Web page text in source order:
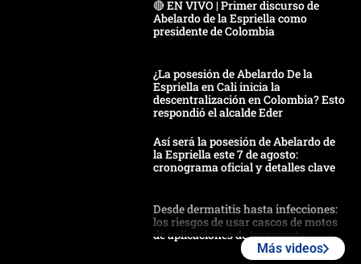
🔴 EN VIVO | Primer discurso de
Abelardo de la Espriella como
presidente de Colombia
¿La posesión de Abelardo De la
Espriella en Cali inicia la
descentralización en Colombia? Esto
respondió el alcalde Eder
Así será la posesión de Abelardo de
la Espriella este 7 de agosto:
cronograma oficial y detalles clave
Desde dermatitis hasta infecciones:
los riesgos de usar cascos de motos
de aplicaciones de transporte
Más videos